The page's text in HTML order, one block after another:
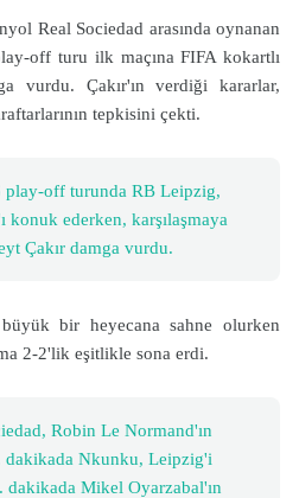
Real Sociedad arasında oynanan
off turu ilk maçına FIFA kokartlı
vurdu. Çakır'ın verdiği kararlar,
tepkisini çekti.
play-off turunda RB Leipzig,
konuk ederken, karşılaşmaya
Çakır damga vurdu.
bir heyecana sahne olurken
2-2'lik eşitlikle sona erdi.
Robin Le Normand'ın
dakikada Nkunku, Leipzig'i
dakikada Mikel Oyarzabal'ın